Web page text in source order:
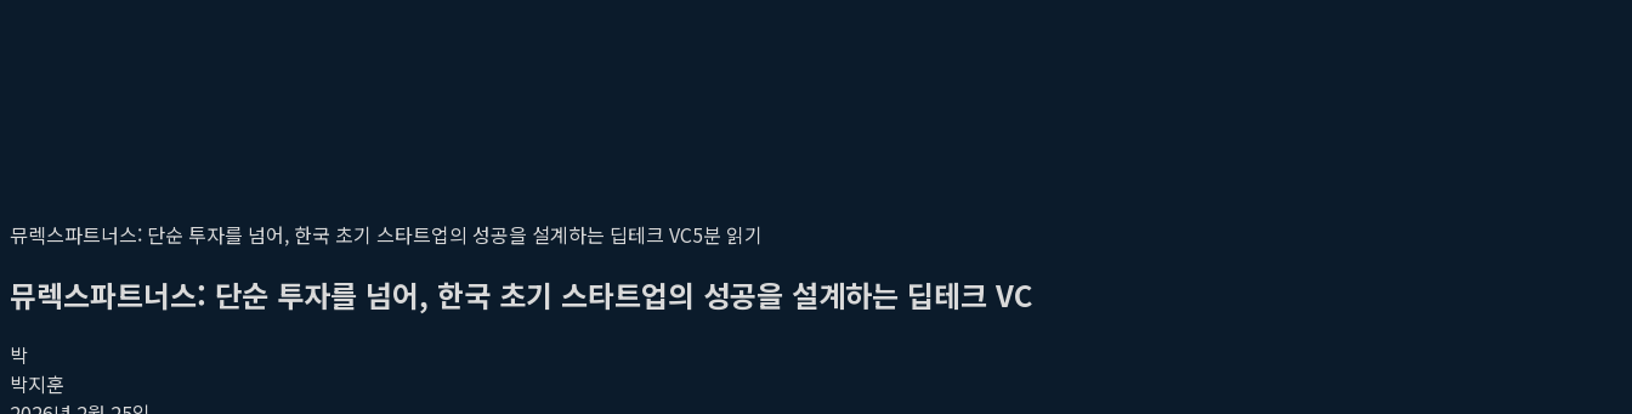
뮤렉스파트너스: 단순 투자를 넘어, 한국 초기 스타트업의 성공을 설계하는 딥테크 VC5분 읽기
뮤렉스파트너스: 단순 투자를 넘어, 한국 초기 스타트업의 성공을 설계하는 딥테크 VC
박
박지훈